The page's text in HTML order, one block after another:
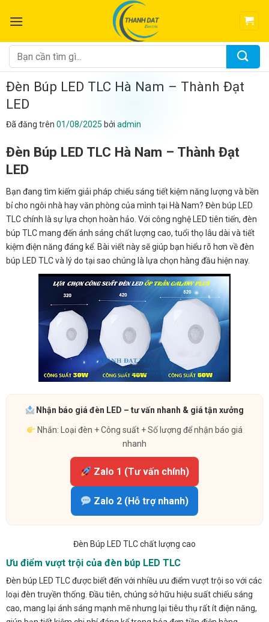
đến
dung
Tìm
kiếm:
Đèn Búp LED TLC Hà Nam – Thành Đạt
LED
Đã đăng trên 01/08/2025 bởi admin
Đèn Búp LED TLC Hà Nam – Thành Đạt
LED
Bạn đang tìm kiếm giải pháp chiếu sáng tiết kiệm năng lượng và bền
bỉ cho ngôi nhà hay văn phòng của mình tại Hà Nam? Đèn búp LED
TLC chính là sự lựa chọn hoàn hảo. Với công nghệ LED tiên tiến, đèn
búp TLC mang đến ánh sáng chất lượng cao, tuổi thọ lâu dài và tiết
kiệm điện năng đáng kể. Bài viết này sẽ giúp bạn hiểu rõ hơn về đèn
búp LED TLC và lý do tại sao chúng là lựa chọn hàng đầu hiện nay.
Nhận báo giá đèn LED – tư vấn nhanh & giá tận xưởng
Nhắn: Loại đèn + Công suất + Số lượng để nhận báo giá
nhanh
Zalo 1 (Tư vấn chính)
Zalo 2 (Hỗ trợ nhanh)
Đèn Búp LED TLC chất lượng cao
Ưu điểm vượt trội của đèn búp LED TLC
Đèn búp LED TLC được biết đến với nhiều ưu điểm vượt trội so với các
loại đèn truyền thống. Đầu tiên, chúng sở hữu hiệu suất chiếu sáng
cao, mang lại ánh sáng mạnh mẽ nhưng lại tiêu thụ rất ít điện năng,